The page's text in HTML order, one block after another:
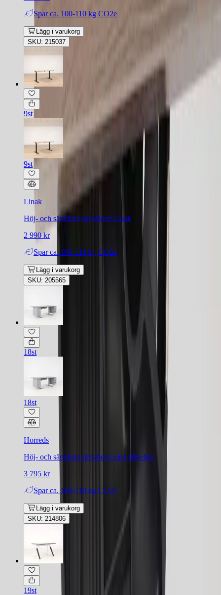
Spar ca. 100-110 kg CO2e
Lägg i varukorg
SKU: 215037
9st
9st
Linak
Höj- och sänkbart skrivbord Linak
2 990 kr
Spar ca. 100-110 kg CO2e
Lägg i varukorg
SKU: 205565
18st
18st
Horreds
Höj- och sänkbart skrivbord med tillbehör
3 795 kr
Spar ca. 100-110 kg CO2e
Lägg i varukorg
SKU: 214806
19st